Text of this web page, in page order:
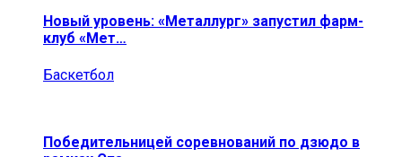
Новый уровень: «Металлург» запустил фарм-
клуб «Мет…
Баскетбол
Победительницей соревнований по дзюдо в